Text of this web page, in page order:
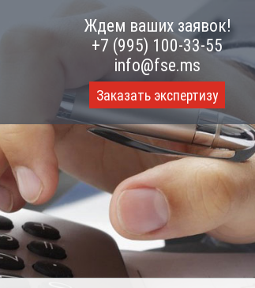
Ждем ваших заявок!
+7 (995) 100-33-55
info@fse.ms
Заказать экспертизу